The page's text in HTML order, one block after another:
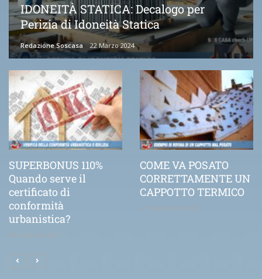
IDONEITÀ STATICA: Decalogo per
Perizia di Idoneità Statica
Redazione Soscasa 22 Marzo 2024
SUPERBONUS 110%
Quando serve il
certificato di
conformità
urbanistica?
25 Febbraio 2021
COME VA POSATO
CORRETTAMENTE UN
CAPPOTTO TERMICO
21 Novembre 2020